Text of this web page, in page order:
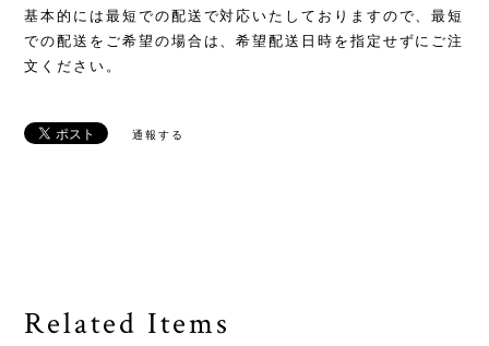
基本的には最短での配送で対応いたしておりますので、最短
での配送をご希望の場合は、希望配送日時を指定せずにご注
文ください。
通報する
Related Items